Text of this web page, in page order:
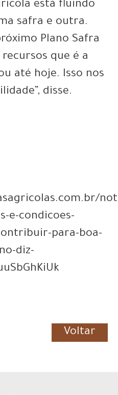
está fluindo
safra e outra.
Plano Safra
que é a
até hoje. Isso nos
disse.
e-condicoes-
para-boa-
diz-
Voltar